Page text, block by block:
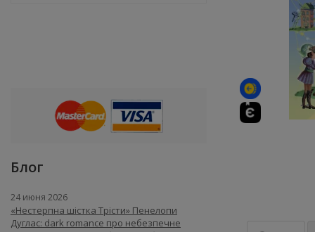
Блог
24 июня 2026
«Нестерпна шістка Трісти» Пенелопи
Дуглас: dark romance про небезпечне